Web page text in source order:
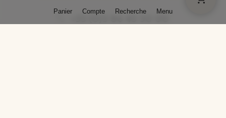
+33 (0)3 86 45 50 00
Panier Compte Recherche Menu